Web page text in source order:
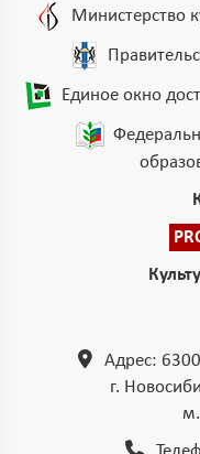
Министерство
Единое окно
Адрес:
г.
м.